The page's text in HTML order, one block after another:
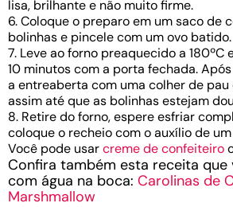
lisa, brilhante e não muito firme.
6. Coloque o preparo em um saco de
bolinhas e pincele com um ovo batido.
7. Leve ao forno preaquecido a 180ºC
10 minutos com a porta fechada.
a entreaberta com uma colher de
assim até que as bolinhas estejam
8. Retire do forno, espere esfriar
coloque o recheio com o auxílio de
Você pode usarcreme de confeiteiro
Confira também esta receita que
com água na boca: Carolinas de
Marshmallow